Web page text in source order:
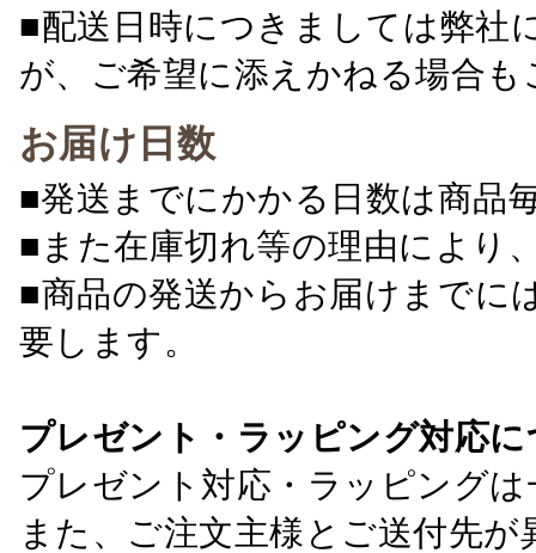
■配送日時につきましては弊社
が、ご希望に添えかねる場合
お届け日数
■発送までにかかる日数は商品
■また在庫切れ等の理由により
■商品の発送からお届けまでに
要します。
プレゼント・ラッピング対応
プレゼント対応・ラッピング
また、ご注文主様とご送付先